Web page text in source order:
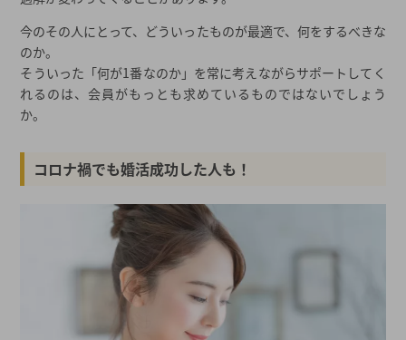
今のその人にとって、どういったものが最適で、何をするべきな
のか。
そういった「何が1番なのか」を常に考えながらサポートしてく
れるのは、会員がもっとも求めているものではないでしょう
か。
コロナ禍でも婚活成功した人も！